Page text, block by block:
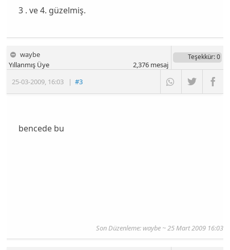
3 . ve 4. güzelmiş.
waybe
25-03-2009, 16:03 |#3
Yıllanmış Üye
Teşekkür: 0
2,376mesaj
bencede bu
Son Düzenleme: waybe ~ 25 Mart 2009 16:03